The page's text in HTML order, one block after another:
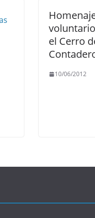
el Cerro
10/06/2012